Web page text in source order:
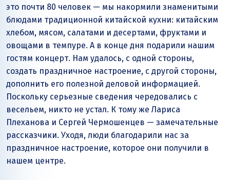
это почти 80 человек — мы накормили знаменитыми
блюдами традиционной китайской кухни: китайским
хлебом, мясом, салатами и десертами, фруктами и
овощами в темпуре. А в конце дня подарили нашим
гостям концерт. Нам удалось, с одной стороны,
создать праздничное настроение, с другой стороны,
дополнить его полезной деловой информацией.
Поскольку серьезные сведения чередовались с
весельем, никто не устал. К тому же Лариса
Плеханова и Сергей Чермошенцев — замечательные
рассказчики. Уходя, люди благодарили нас за
праздничное настроение, которое они получили в
нашем центре.